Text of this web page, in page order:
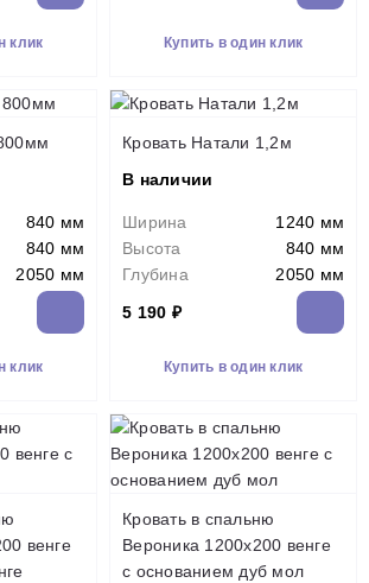
клик Купить в один клик
840 мм
840 мм
2050 мм
клик
Кровать Натали 1,2м
В наличии
Ширина
1240 мм
Высота
840 мм
Глубина
2050 мм
5 190 ₽
Купить в один клик
венге
Кровать в спальню
Вероника 1200х200 венге
с основанием дуб мол